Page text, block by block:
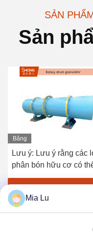
SẢN
Sản
Băng
Lưu ý: Lưu ý rằng các
phân bón hữu cơ có
được sử dụng để sản
các loại phân bón hữu
Mia Lu